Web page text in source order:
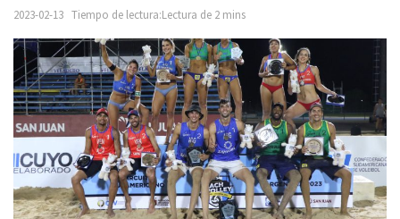
2023-02-13 Tiempo de lectura:Lectura de 2 mins